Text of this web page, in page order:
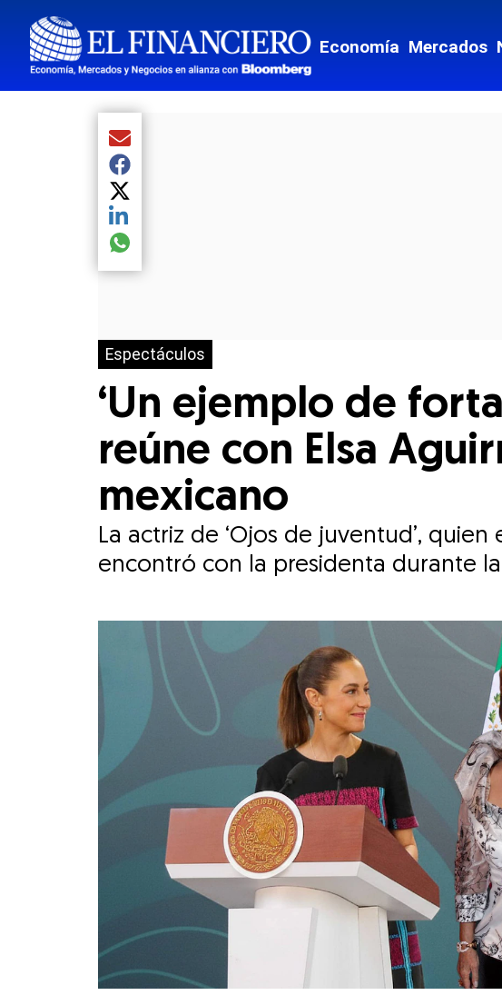
Economía Mercados
Espectáculos
‘Un ejemplo de
reúne con Elsa
mexicano
La actriz de ‘Ojos de juventud’,
encontró con la presidenta durante
Compartir el artículo actual mediante Email
Compartir el artículo actual mediante Facebook
Compartir el artículo actual mediante Twitter
Compartir el artículo actual mediante LinkedIn
Compartir el artículo actual mediante global.social-whatsapp